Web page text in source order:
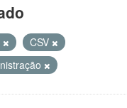
CSV